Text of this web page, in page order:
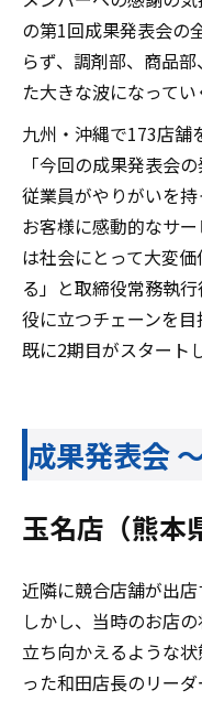
の第1回成果発表会の
らず、調剤部、商品
た大きな波になってい
九州・沖縄で173店舗
「今回の成果発表会
従業員がやりがいを
お客様に感動的なサ
は社会にとって大変
る」と取締役常務執
役に立つチェーンを
既に2期目がスタート
成果発表会
玉名店（熊本
近隣に競合店舗が出店
しかし、当時のお店
立ち向かえるような
った和田店長のリー